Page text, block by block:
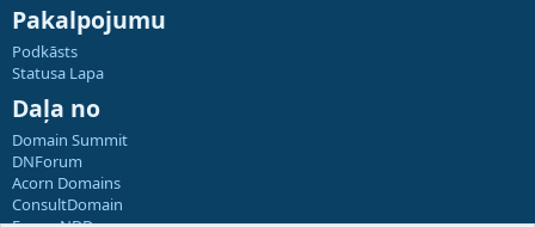
Pakalpojumu
Podkāsts
Statusa Lapa
Daļa no
Domain Summit
DNForum
Acorn Domains
ConsultDomain